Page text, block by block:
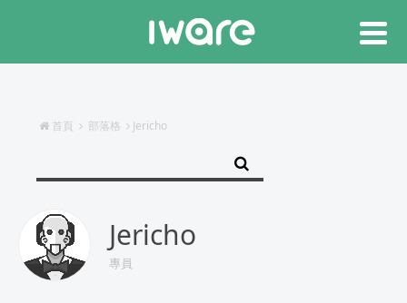
首頁 部落格 Jericho
Jericho
專員